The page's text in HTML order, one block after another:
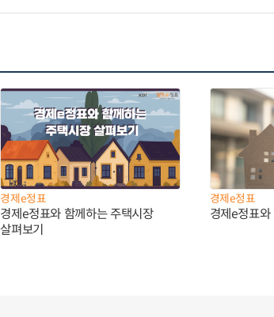
경제e정표
경제e정표와 함께하는 주택시장
살펴보기
경제e정표
경제e정표와